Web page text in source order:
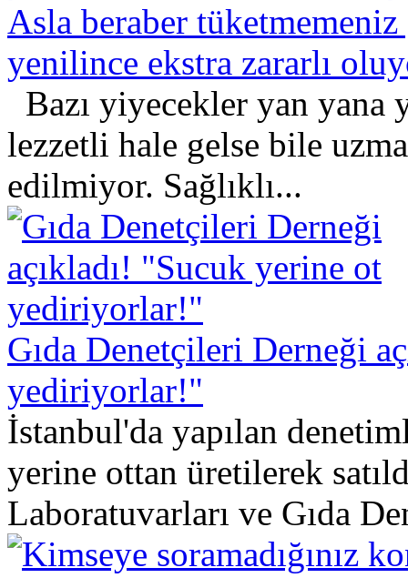
Asla beraber
yenilince ekstra zararlı
Bazı yiyecekler yan yana
lezzetli hale gelse bile
edilmiyor. Sağlıklı...
Gıda Denetçileri Derneği
yediriyorlar!"
İstanbul'da yapılan
yerine ottan üretilerek
Laboratuvarları ve Gıda